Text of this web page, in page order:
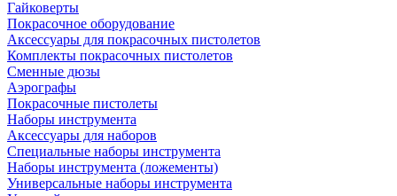
Гайковерты
Покрасочное оборудование
Аксессуары для покрасочных пистолетов
Комплекты покрасочных пистолетов
Сменные дюзы
Аэрографы
Покрасочные пистолеты
Наборы инструмента
Аксессуары для наборов
Специальные наборы инструмента
Наборы инструмента (ложементы)
Универсальные наборы инструмента